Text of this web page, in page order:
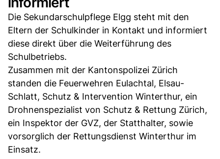
Die Sekundarschulpflege Elgg steht mit den
Eltern der Schulkinder in Kontakt und informiert
diese direkt über die Weiterführung des
Schulbetriebs.
Zusammen mit der Kantonspolizei Zürich
standen die Feuerwehren Eulachtal, Elsau-
Schlatt, Schutz & Intervention Winterthur, ein
Drohnenspezialist von Schutz & Rettung Zürich,
ein Inspektor der GVZ, der Statthalter, sowie
vorsorglich der Rettungsdienst Winterthur im
Einsatz.